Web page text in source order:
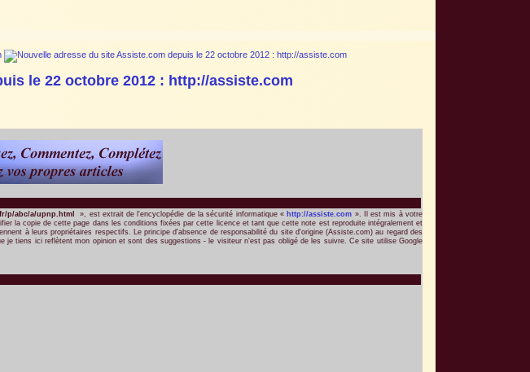
le 22 octobre 2012 : http://assiste.com
p/abc/a/upnp.html », est extrait de l'encyclopédie de la sécurité informatique « http://assiste.com ». Il est mis à votre
la copie de cette page dans les conditions fixées par cette licence et tant que cette note est reproduite intégralement et
à leurs propriétaires respectifs. Le principe d'absence de responsabilité du site d'origine (Assiste.com) au regard des
tiens ici reflètent mon opinion et sont des suggestions - le visiteur n'est pas obligé de les suivre. Ce site utilise Google